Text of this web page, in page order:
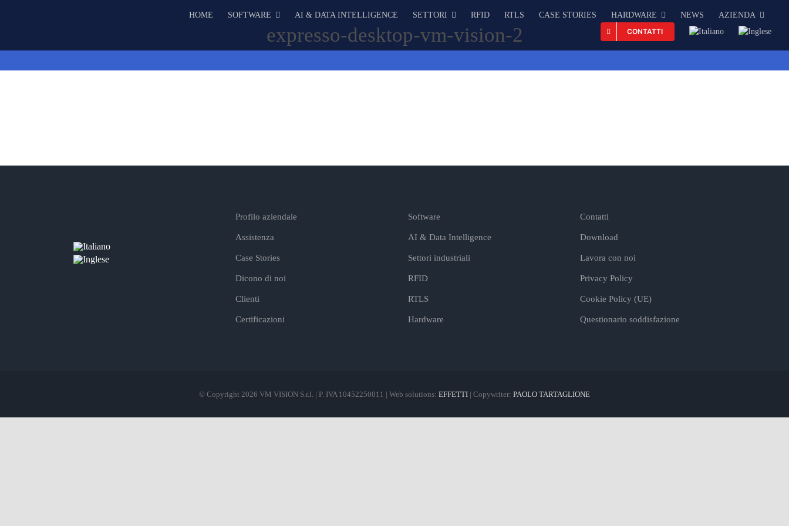
HOME SOFTWARE AI & DATA INTELLIGENCE SETTORI RFID RTLS CASE STORIES HARDWARE NEWS
AZIENDA
CONTATTI
expresso-desktop-vm-vision-2
Profilo aziendale
Assistenza
Case Stories
Dicono di noi
Clienti
Certificazioni
Software
AI & Data Intelligence
Settori industriali
RFID
RTLS
Hardware
Contatti
Download
Lavora con noi
Privacy Policy
Cookie Policy (UE)
Questionario soddisfazione
© Copyright 2026 VM VISION S.r.l. | P. IVA 10452250011 | Web solutions: EFFETTI | Copywriter: PAOLO TARTAGLIONE